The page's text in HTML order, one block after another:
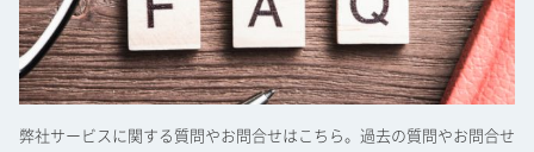
弊社サービスに関する質問やお問合せはこちら。過去の質問やお問合せ